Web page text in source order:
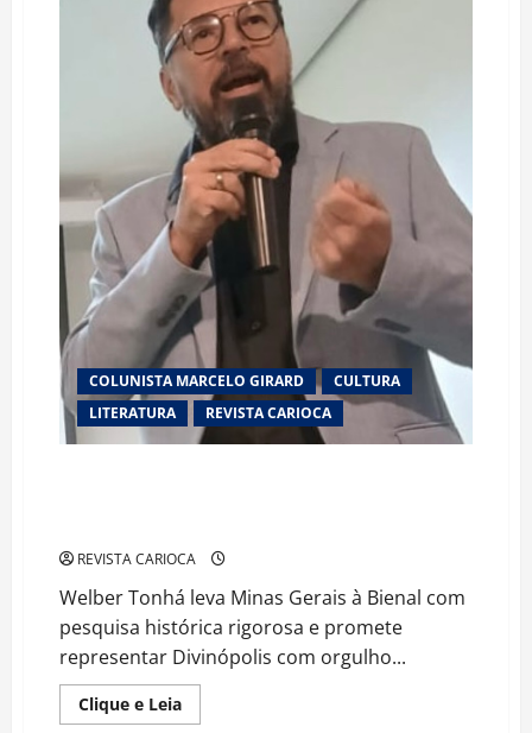
COLUNISTA MARCELO GIRARD
CULTURA
LITERATURA
REVISTA CARIOCA
REVISTA CARIOCA
Welber Tonhá leva Minas Gerais à Bienal com
pesquisa histórica rigorosa e promete
representar Divinópolis com orgulho...
Clique e LeiaRead
more